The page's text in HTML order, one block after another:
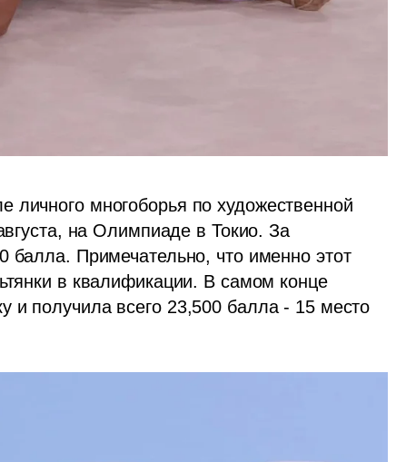
многоборья по художественной
на Олимпиаде в Токио. За
балла. Примечательно, что именно этот
в квалификации. В самом конце
и получила всего 23,500 балла - 15 место